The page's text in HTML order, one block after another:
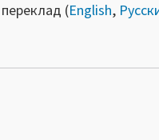
(English,